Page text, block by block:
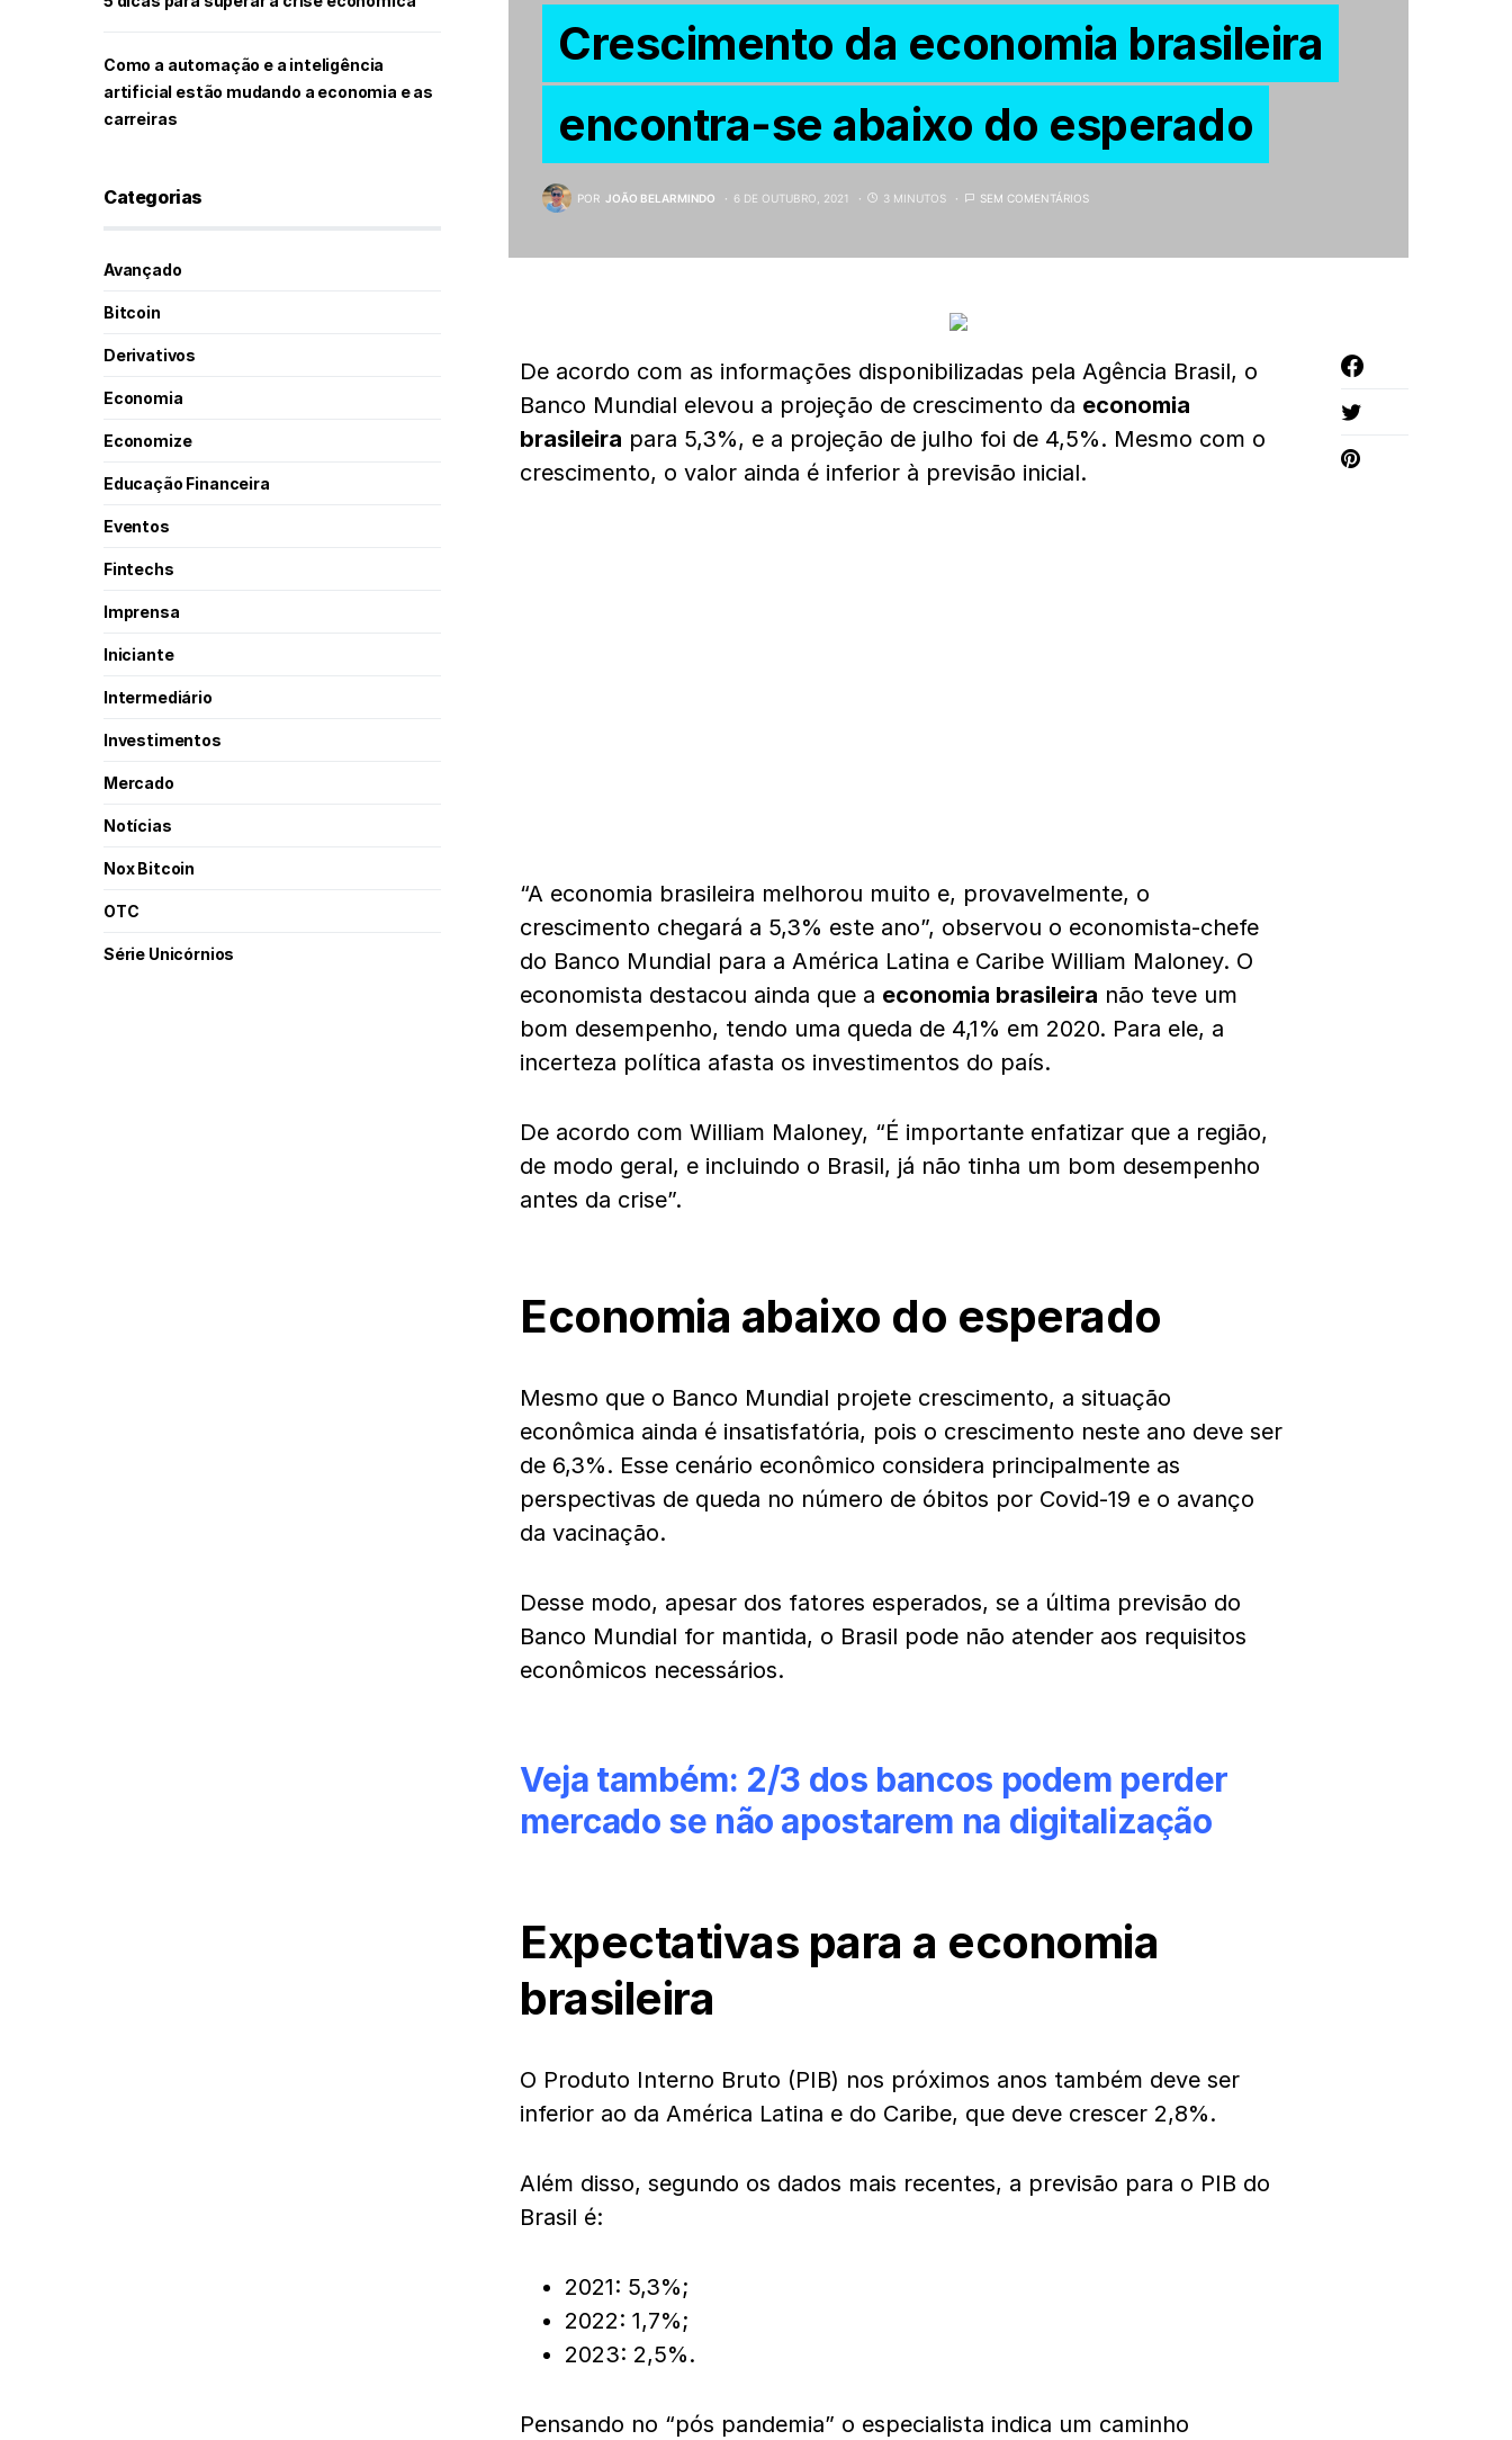
Crescimento da economia brasileira
encontra-se abaixo do esperado
POR JOÃO BELARMINDO 6 DE OUTUBRO, 2021 3 MINUTOS SEM COMENTÁRIOS
De acordo com as informações disponibilizadas pela Agência Brasil, o
Banco Mundial elevou a projeção de crescimento da economia
brasileira para 5,3%, e a projeção de julho foi de 4,5%. Mesmo com o
crescimento, o valor ainda é inferior à previsão inicial.
“A economia brasileira melhorou muito e, provavelmente, o
crescimento chegará a 5,3% este ano”, observou o economista-chefe
do Banco Mundial para a América Latina e Caribe William Maloney. O
economista destacou ainda que a economia brasileira não teve um
bom desempenho, tendo uma queda de 4,1% em 2020. Para ele, a
incerteza política afasta os investimentos do país.
De acordo com William Maloney, “É importante enfatizar que a região,
de modo geral, e incluindo o Brasil, já não tinha um bom desempenho
antes da crise”.
Economia abaixo do esperado
Mesmo que o Banco Mundial projete crescimento, a situação
econômica ainda é insatisfatória, pois o crescimento neste ano deve ser
de 6,3%. Esse cenário econômico considera principalmente as
perspectivas de queda no número de óbitos por Covid-19 e o avanço
da vacinação.
Desse modo, apesar dos fatores esperados, se a última previsão do
Banco Mundial for mantida, o Brasil pode não atender aos requisitos
econômicos necessários.
Veja também: 2/3 dos bancos podem perder
mercado se não apostarem na digitalização
Expectativas para a economia
brasileira
O Produto Interno Bruto (PIB) nos próximos anos também deve ser
inferior ao da América Latina e do Caribe, que deve crescer 2,8%.
Além disso, segundo os dados mais recentes, a previsão para o PIB do
Brasil é:
2021: 5,3%;
2022: 1,7%;
2023: 2,5%.
Pensando no “pós pandemia” o especialista indica um caminho
Como a automação e a inteligência
artificial estão mudando a economia e as
carreiras
Categorias
Avançado
Bitcoin
Derivativos
Economia
Economize
Educação Financeira
Eventos
Fintechs
Imprensa
Iniciante
Intermediário
Investimentos
Mercado
Notícias
Nox Bitcoin
OTC
Série Unicórnios